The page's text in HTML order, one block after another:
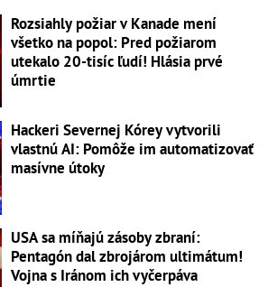
Rozsiahly požiar v Kanade mení
všetko na popol: Pred požiarom
utekalo 20-tisíc ľudí! Hlásia prvé
úmrtie
Hackeri Severnej Kórey vytvorili
vlastnú AI: Pomôže im automatizovať
masívne útoky
USA sa míňajú zásoby zbraní:
Pentagón dal zbrojárom ultimátum!
Vojna s Iránom ich vyčerpáva